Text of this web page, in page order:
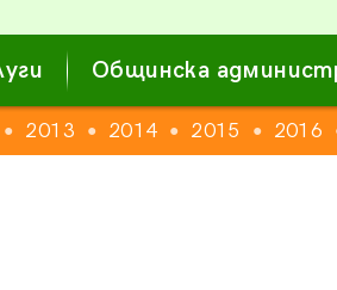
Общинска
● 2013 ● 2014 ● 2015 ● 2016